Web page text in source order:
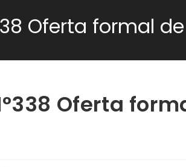
Oferta formal
Oferta